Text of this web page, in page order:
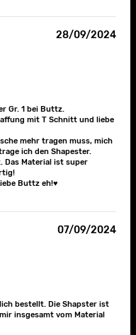
28/09/2024
Gr. 1 bei Buttz.
mit T Schnitt und liebe
mehr tragen muss, mich
ich den Shapester.
Das Material ist super
Buttz eh!♥️
07/09/2024
bestellt. Die Shapster ist
insgesamt vom Material